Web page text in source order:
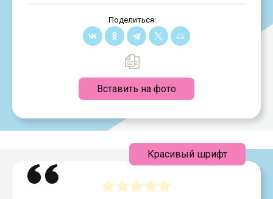
Поделиться:
Вставить на фото
Красивый шрифт